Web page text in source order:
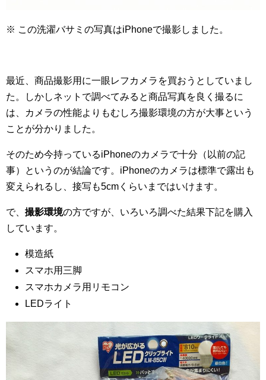
※ この洗濯バサミの写真はiPhoneで撮影しました。
最近、商品撮影用に一眼レフカメラを買おうとしていまし
た。しかしネットで調べてみると商品写真を良く撮るに
は、カメラの性能よりもむしろ撮影環境の方が大事という
ことが分かりました。
そのため今持っているiPhoneのカメラで十分（以前の記
事）というのが結論です。iPhoneのカメラは標準で露出も
変えられるし、接写も5cmくらいまではいけます。
で、 撮影環境の方ですが、いろいろ調べた結果下記を購入
しています。
模造紙
スマホ用三脚
スマホカメラ用リモコン
LEDライト